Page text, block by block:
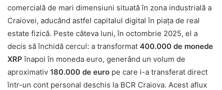
comercială de mari dimensiuni situată în zona industrială a
Craiovei, aducând astfel capitalul digital în piața de real
estate fizică. Peste câteva luni, în octombrie 2025, el a
decis să închidă cercul: a transformat 400.000 de monede
XRP înapoi în moneda euro, generând un volum de
aproximativ 180.000 de euro pe care i-a transferat direct
într-un cont personal deschis la BCR Craiova. Acest aflux